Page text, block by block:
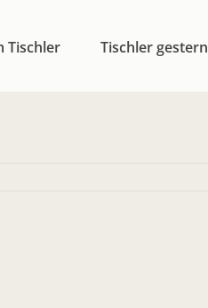
Tischler Tischler gestern